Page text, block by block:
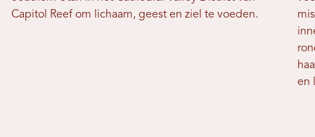
Capitol Reef om lichaam, geest en ziel te voeden.
en